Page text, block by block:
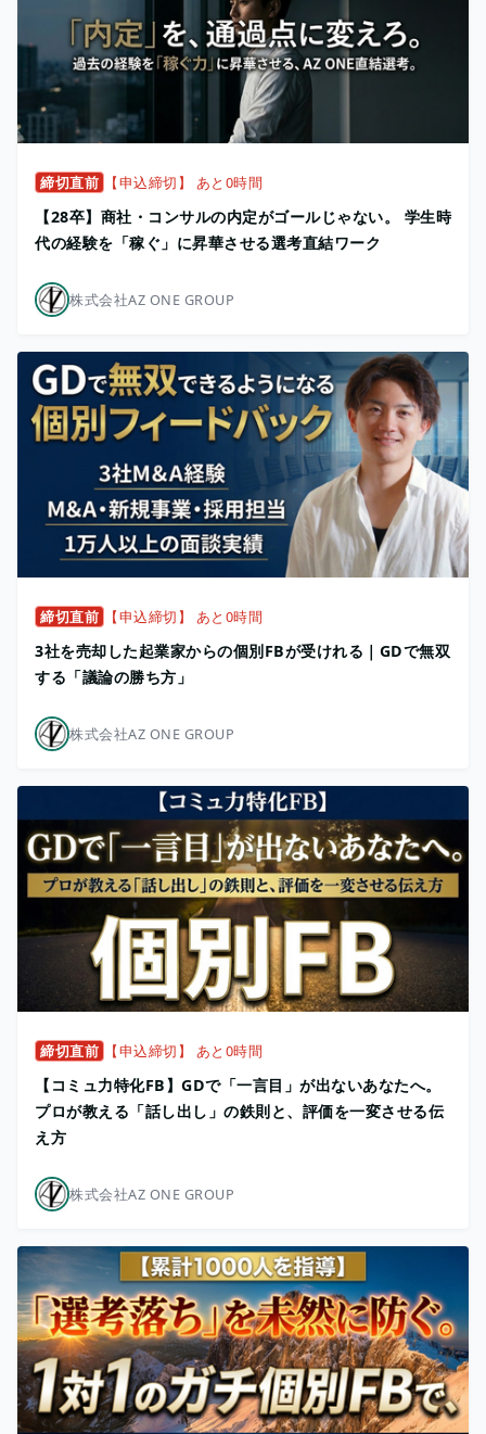
締切直前 【申込締切】 あと0時間
【28卒】商社・コンサルの内定がゴールじゃない。 学生時
代の経験を「稼ぐ」に昇華させる選考直結ワーク
株式会社AZ ONE GROUP
締切直前 【申込締切】 あと0時間
3社を売却した起業家からの個別FBが受けれる｜GDで無双
する「議論の勝ち方」
株式会社AZ ONE GROUP
締切直前 【申込締切】 あと0時間
【コミュ力特化FB】GDで「一言目」が出ないあなたへ。
プロが教える「話し出し」の鉄則と、評価を一変させる伝
え方
株式会社AZ ONE GROUP